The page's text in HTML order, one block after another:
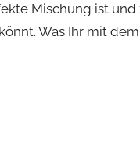
Mischung ist
Was Ihr mit